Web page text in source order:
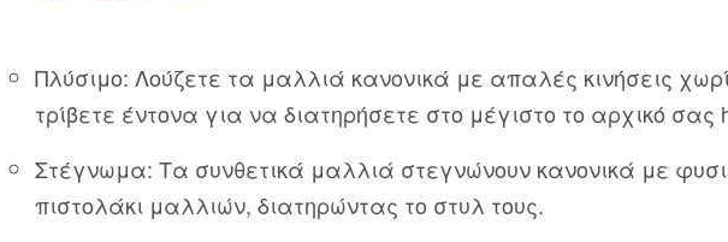
Πλύσιμο: Λούζετε τα μαλλιά κανονικά με απαλές κινήσεις
τρίβετε έντονα για να διατηρήσετε στο μέγιστο το αρχικό σας
Στέγνωμα: Τα συνθετικά μαλλιά στεγνώνουν κανονικά με
πιστολάκι μαλλιών, διατηρώντας το στυλ τους.